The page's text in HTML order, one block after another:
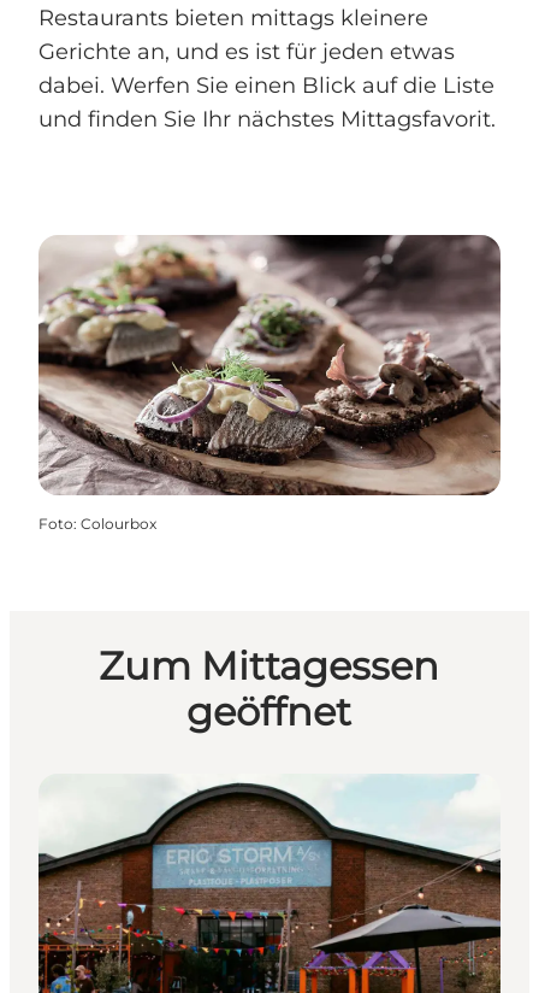
Restaurants bieten mittags kleinere
Gerichte an, und es ist für jeden etwas
dabei. Werfen Sie einen Blick auf die Liste
und finden Sie Ihr nächstes Mittagsfavorit.
Foto: Colourbox
Zum Mittagessen
geöffnet